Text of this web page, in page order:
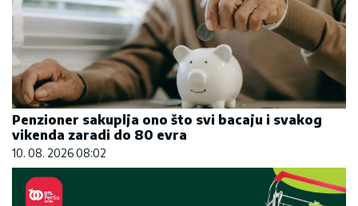
Penzioner sakuplja ono što svi bacaju i svakog
vikenda zaradi do 80 evra
10. 08. 2026 08:02